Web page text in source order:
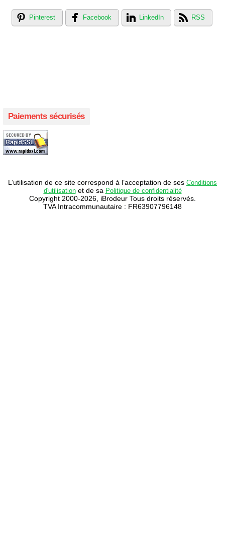
Pinterest Facebook LinkedIn RSS
Paiements sécurisés
L’utilisation de ce site correspond à l’acceptation de ses Conditions
d'utilisationet de sa Politique de confidentialité
Copyright 2000-2026, iBrodeur Tous droits réservés.
TVA Intracommunautaire : FR63907796148